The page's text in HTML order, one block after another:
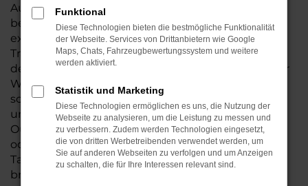
Autohaus Lisson kauft, darf sich zudem auf einige
besondere Vorteile freuen. Unser Familienbetrieb
existiert seit 1974, somit sind wir ein
Traditionsunternehmen und seit der Gründung in
der Wetterau beheimatet. Aus Münzenberg ist der
Weg zu uns nicht weit. Bestimmt haben auch Sie
schon von uns gehört – wir laden Sie herzlich ein,
uns persönlich kennen zu lernen. Ihren Mitsubishi
Outlander erhalten Sie auf Wunsch als Neuwagen
oder auch gebraucht. Hinzu kommen
Tageszulassungen und Jahreswagen, die unser
breites Sortiment abrunden.
Funktional
Diese Technologien bieten die bestmögliche Funktionalität
der Webseite. Services von Drittanbietern wie Google
Maps, Chats, Fahrzeugbewertungssystem und weitere
werden aktiviert.
Statistik und Marketing
Diese Technologien ermöglichen es uns, die Nutzung der
Webseite zu analysieren, um die Leistung zu messen und
zu verbessern. Zudem werden Technologien eingesetzt,
die von dritten Werbetreibenden verwendet werden, um
Sie auf anderen Webseiten zu verfolgen und um Anzeigen
zu schalten, die für Ihre Interessen relevant sind.